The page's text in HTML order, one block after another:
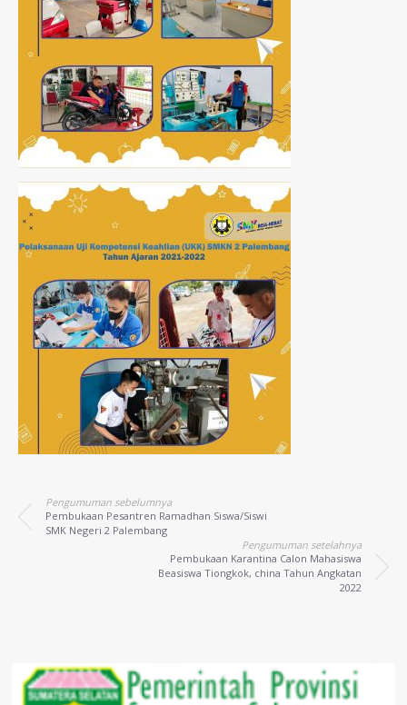
Pengumuman sebelumnya
Pembukaan Pesantren Ramadhan Siswa/Siswi
SMK Negeri 2 Palembang
Pengumuman setelahnya
Pembukaan Karantina Calon Mahasiswa
Beasiswa Tiongkok, china Tahun Angkatan
2022